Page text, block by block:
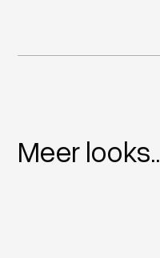
Meer looks..